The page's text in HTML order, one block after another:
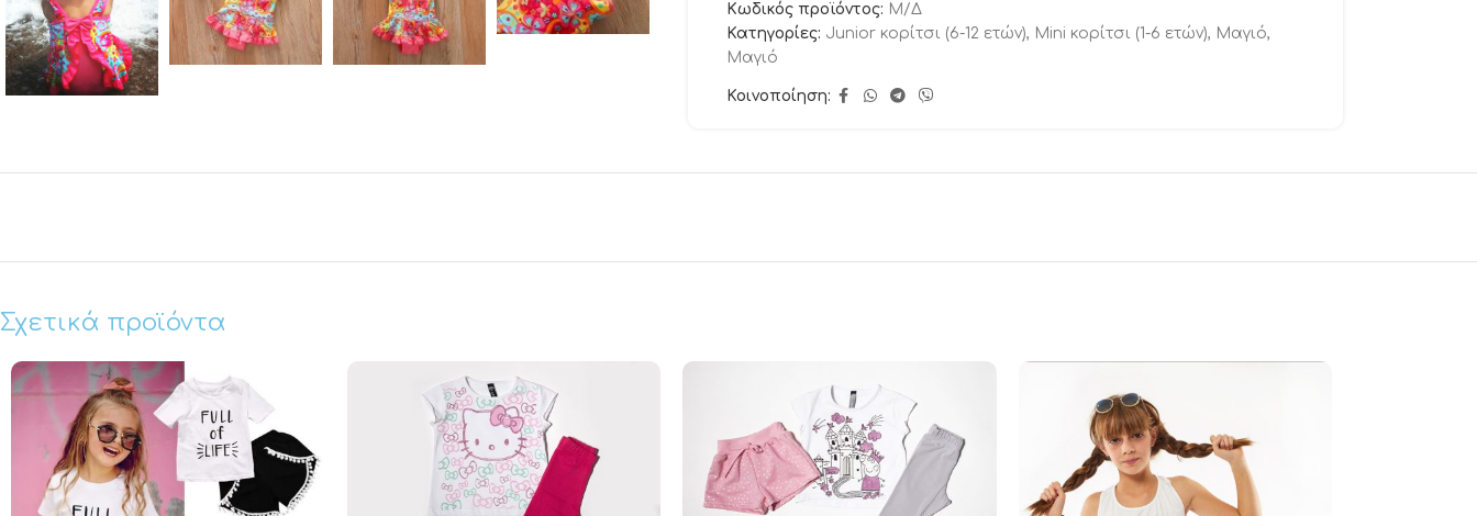
Κωδικός προϊόντος: Μ/Δ
Κατηγορίες: Junior κορίτσι (6-12 ετών), Mini κορίτσι (1-6 ετών), Μαγιό,
Μαγιό
Κοινοποίηση:
Σχετικά προϊόντα